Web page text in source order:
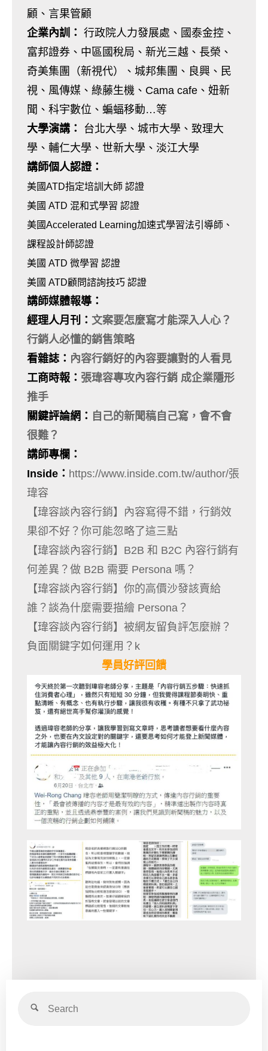
顧、言果管顧
企業內訓： 行政院人力發展處、國泰金控、
富邦證券、中區國稅局、新光三越、長榮、
奇美集團（新視代）、城邦集團、良興、民
視、風傳媒、綠藤生機、Cama cafe、妞新
聞、科宇數位、蝙蝠移動…等
大學演講：
台北大學、城市大學、致理大
學、輔仁大學、世新大學、淡江大學
講師個人認證：
美國ATD指定培訓大師 認證
美國 ATD 混和式學習 認證
美國Accelerated Learning加速式學習法引導師、
課程設計師認證
美國 ATD 微學習 認證
美國 ATD顧問諮詢技巧 認證
講師媒體報導：
經理人月刊 ： 文案要怎麼寫才能深入人心？
行銷人必懂的銷售策略
看雜誌 ： 內容行銷好的內容要讓對的人看見
工商時報 ： 張瑋容專攻內容行銷 成企業隱形
推手
關鍵評論網： 自己的新聞稿自己寫，會不會
很難？
講師專欄：
Inside ： https://www.inside.com.tw/author/張
瑋容
【瑋容談內容行銷】內容寫得不錯，行銷效
果卻不好？你可能忽略了這三點
【瑋容談內容行銷】B2B 和 B2C 內容行銷有
何差異？做 B2B 需要 Persona 嗎？
【瑋容談內容行銷】你的高價沙發該賣給
誰？談為什麼需要描繪 Persona？
【瑋容談內容行銷】被網友留負評怎麼辦？
負面關鍵字如何運用？k
學員好評回饋